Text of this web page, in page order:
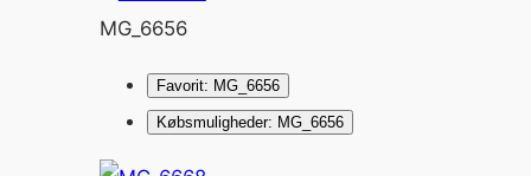
MG_6656
Favorit: MG_6656
Købsmuligheder: MG_6656